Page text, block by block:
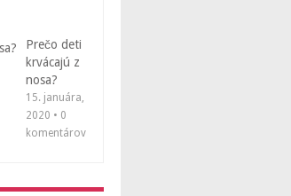
Prečo deti
krvácajú z
nosa?
15. januára,
2020 • 0
komentárov